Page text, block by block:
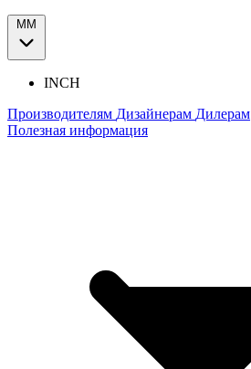
ММ
INCH
Производителям Дизайнерам Дилерам
Полезная информация